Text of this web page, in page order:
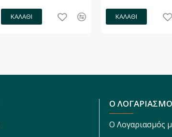
ΚΑΛΆΘΙ ΚΑΛΆΘΙ
Ο
Ο Λογαριασμός